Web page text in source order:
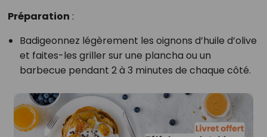
Préparation :
Badigeonnez légèrement les oignons d’huile d’olive
et faites-les griller sur une plancha ou un
barbecue pendant 2 à 3 minutes de chaque côté.